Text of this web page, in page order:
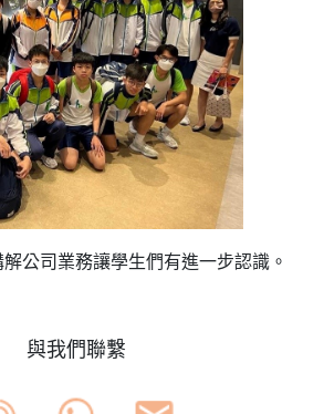
公司業務讓學生們有進一步認識。
與我們聯繫